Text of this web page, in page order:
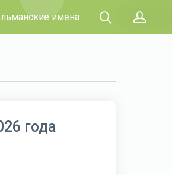
имена
года